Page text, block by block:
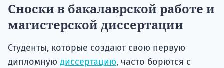
Сноски в бакалаврской работе и
магистерской диссертации
Студенты, которые создают свою первую
дипломную диссертацию, часто борются с